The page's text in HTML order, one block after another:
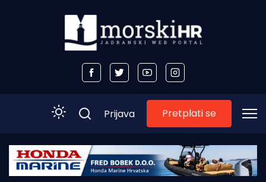
Početna
Prijava Pretplati se